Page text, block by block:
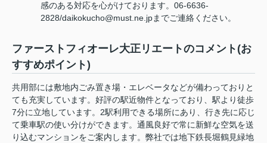
感のある対応を心がけております。06-6636-
2828/daikokucho@must.ne.jpまでご連絡ください。
ファーストフィオーレ大正リエートのコメント(お
すすめポイント)
共用部には敷地内ごみ置き場・エレベータなどが備わっておりと
ても充実しています。好評の駅近物件となっており、駅より徒歩
7分に立地しています。2駅利用できる場所にあり、行き先に応じ
て乗車駅の使い分けができます。通風良好で常に新鮮な空気を送
り込むマンションをご案内します。弊社では地下鉄長堀鶴見緑地